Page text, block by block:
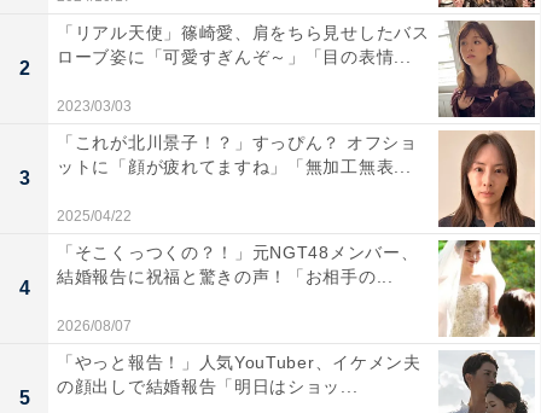
2
「リアル天使」篠崎愛、肩をちら見せしたバス
ローブ姿に「可愛すぎんぞ～」「目の表情...
2023/03/03
3
「これが北川景子！？」すっぴん？ オフショ
ットに「顔が疲れてますね」「無加工無表...
2025/04/22
4
「そこくっつくの？！」元NGT48メンバー、
結婚報告に祝福と驚きの声！「お相手の...
2026/08/07
5
「やっと報告！」人気YouTuber、イケメン夫
の顔出しで結婚報告「明日はショッ...